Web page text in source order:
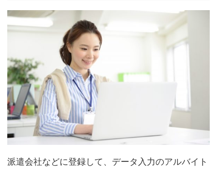
派遣会社などに登録して、データ入力のアルバイト